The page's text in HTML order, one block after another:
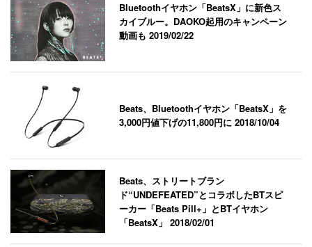
Bluetoothイヤホン「BeatsX」に新色ス
カイブルー。DAOKO起用のキャンペーン
動画も2019/02/22
Beats、Bluetoothイヤホン「BeatsX」を
3,000円値下げの11,800円に2018/10/04
Beats、ストリートブラン
ド“UNDEFEATED”とコラボしたBTスピ
ーカー「Beats Pill+」とBTイヤホン
「BeatsX」2018/02/01